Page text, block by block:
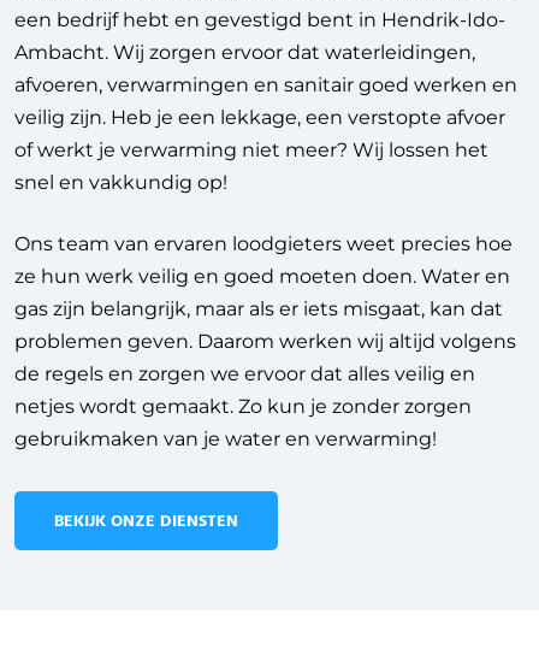
een bedrijf hebt en gevestigd bent in Hendrik-Ido-
Ambacht. Wij zorgen ervoor dat waterleidingen,
afvoeren, verwarmingen en sanitair goed werken en
veilig zijn. Heb je een lekkage, een verstopte afvoer
of werkt je verwarming niet meer? Wij lossen het
snel en vakkundig op!
Ons team van ervaren loodgieters weet precies hoe
ze hun werk veilig en goed moeten doen. Water en
gas zijn belangrijk, maar als er iets misgaat, kan dat
problemen geven. Daarom werken wij altijd volgens
de regels en zorgen we ervoor dat alles veilig en
netjes wordt gemaakt. Zo kun je zonder zorgen
gebruikmaken van je water en verwarming!
BEKIJK ONZE DIENSTEN